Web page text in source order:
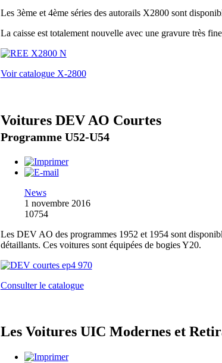
Les 3ème et 4ème séries des autorails X2800 sont
La caisse est totalement nouvelle avec une gravure très
Voir catalogue X-2800
Voitures DEV AO Courtes
Programme U52-U54
News
1 novembre 2016
10754
Les DEV AO des programmes 1952 et 1954 sont
détaillants. Ces voitures sont équipées de bogies Y20.
Consulter le catalogue
Les Voitures UIC Modernes et